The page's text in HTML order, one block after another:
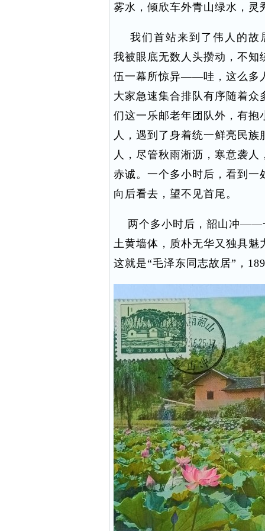
雾水，倾欣车外青山绿水，灵
我们首站来到了伟人的故
我被眼底无数人头攒动，不知
伍一幕所惊异——哇，这么多
大家急速集合排队有序随着
们这一乐邮老年团队外，有抱
人，遇到了身着统一鲜亮民
人，尽管秋雨淅沥，寒意袭
赤诚。一个多小时后，看到一
向后看去，望不见首尾。
两个多小时后，韶山冲——
土黄墙体，质朴无华又独具魅
这就是“毛泽东同志故居”，